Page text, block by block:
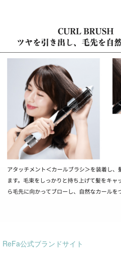
ReFa公式ブランドサイト